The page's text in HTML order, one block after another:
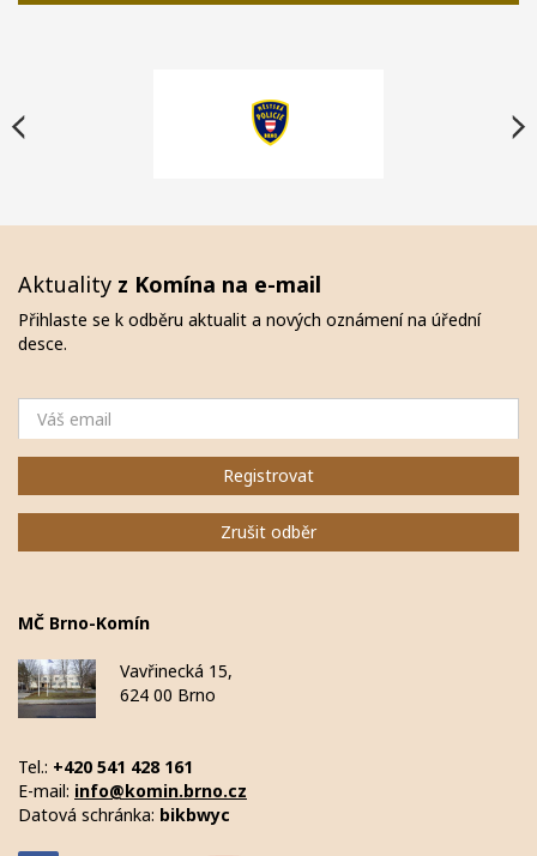
Aktuality z Komína na e-mail
Přihlaste se k odběru aktualit a nových oznámení na úřední
desce.
Registrovat
Zrušit odběr
MČ Brno-Komín
Vavřinecká 15,
624 00 Brno
Tel.: +420 541 428 161
E-mail: info@komin.brno.cz
Datová schránka: bikbwyc